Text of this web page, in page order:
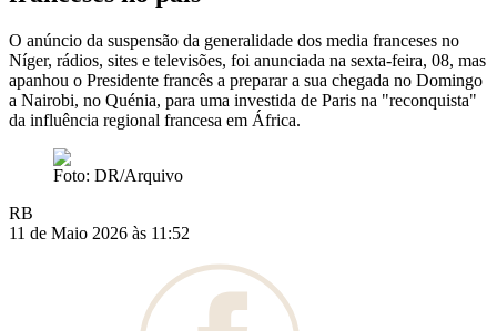
O anúncio da suspensão da generalidade dos media franceses no
Níger, rádios, sites e televisões, foi anunciada na sexta-feira, 08, mas
apanhou o Presidente francês a preparar a sua chegada no Domingo
a Nairobi, no Quénia, para uma investida de Paris na "reconquista"
da influência regional francesa em África.
Foto: DR/Arquivo
RB
11 de Maio 2026 às 11:52